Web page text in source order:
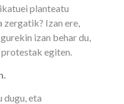
planteatu
zergatik? Izan ere,
izan behar du,
egiten.
eta